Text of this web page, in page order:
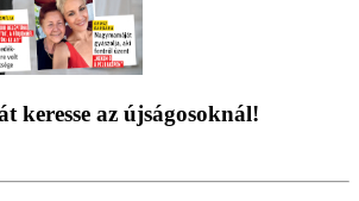
keresse az újságosoknál!